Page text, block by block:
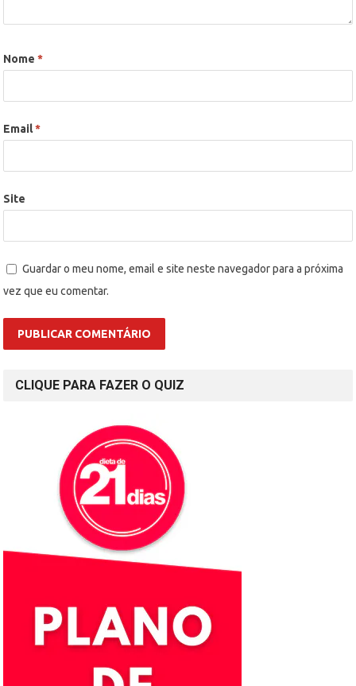
Nome*
Email*
Site
Guardar o meu nome, email e site neste navegador para a próxima
vez que eu comentar.
CLIQUE PARA FAZER O QUIZ